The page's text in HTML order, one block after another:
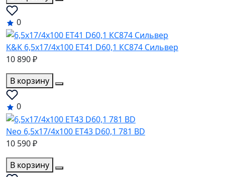
0
K&K 6,5x17/4x100 ET41 D60,1 КС874 Сильвер
10 890 ₽
В корзину
0
Neo 6,5x17/4x100 ET43 D60,1 781 BD
10 590 ₽
В корзину